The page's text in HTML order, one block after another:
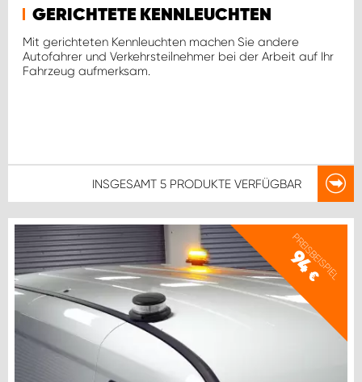
GERICHTETE KENNLEUCHTEN
Mit gerichteten Kennleuchten machen Sie andere
Autofahrer und Verkehrsteilnehmer bei der Arbeit auf Ihr
Fahrzeug aufmerksam.
INSGESAMT 5 PRODUKTE VERFÜGBAR
PREISBEISPIEL
94
€